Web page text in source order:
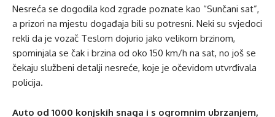
Nesreća se dogodila kod zgrade poznate kao “Sunčani sat”,
a prizori na mjestu događaja bili su potresni. Neki su svjedoci
rekli da je vozač Teslom dojurio jako velikom brzinom,
spominjala se čak i brzina od oko 150 km/h na sat, no još se
čekaju službeni detalji nesreće, koje je očevidom utvrđivala
policija.
Auto od 1000 konjskih snaga i s ogromnim ubrzanjem,